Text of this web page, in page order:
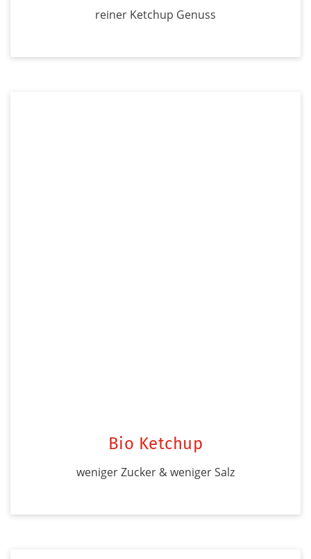
reiner Ketchup Genuss
Bio Ketchup
weniger Zucker & weniger Salz